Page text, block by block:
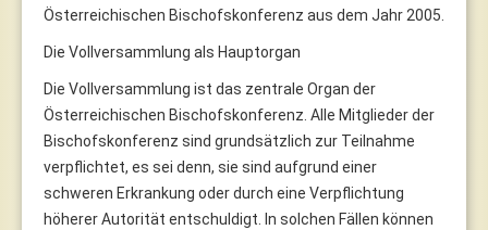
Österreichischen Bischofskonferenz aus dem Jahr 2005.
Die Vollversammlung als Hauptorgan
Die Vollversammlung ist das zentrale Organ der
Österreichischen Bischofskonferenz. Alle Mitglieder der
Bischofskonferenz sind grundsätzlich zur Teilnahme
verpflichtet, es sei denn, sie sind aufgrund einer
schweren Erkrankung oder durch eine Verpflichtung
höherer Autorität entschuldigt. In solchen Fällen können